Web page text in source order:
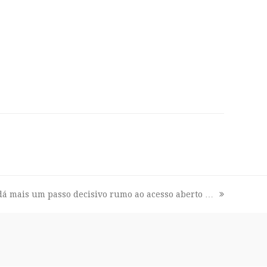
mais um passo decisivo rumo ao acesso aberto …